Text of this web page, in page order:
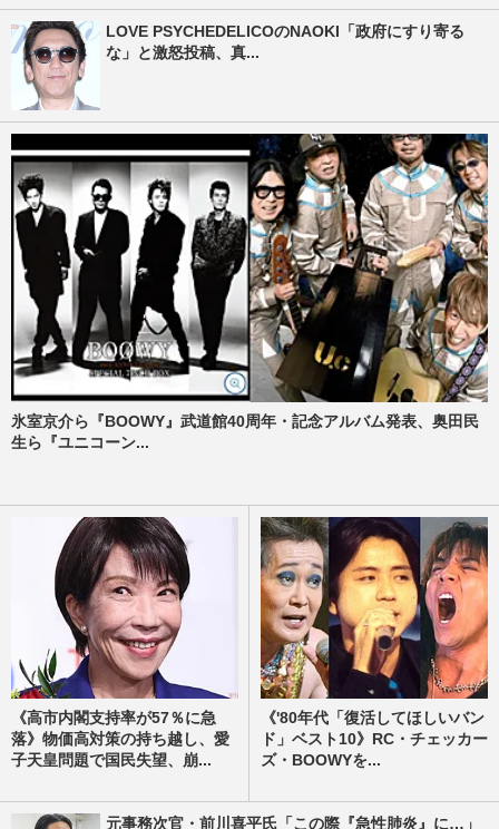
LOVE PSYCHEDELICOのNAOKI「政府にすり寄る
な」と激怒投稿、真...
氷室京介ら『BOOWY』武道館40周年・記念アルバム発表、奥田民
生ら『ユニコーン...
《高市内閣支持率が57％に急
落》物価高対策の持ち越し、愛
子天皇問題で国民失望、崩...
《'80年代「復活してほしいバン
ド」ベスト10》RC・チェッカー
ズ・BOOWYを...
元事務次官・前川喜平氏「この際『急性肺炎』に…」